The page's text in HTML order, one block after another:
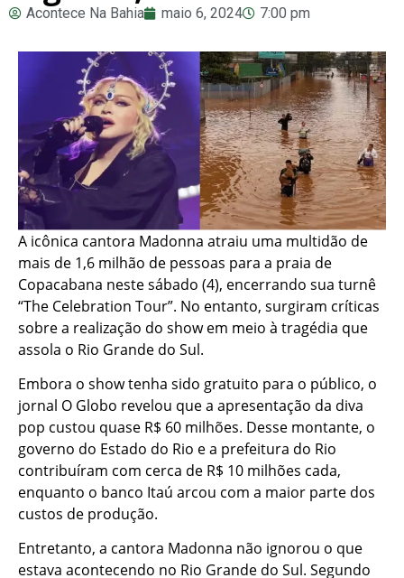
Acontece Na Bahia maio 6, 2024 7:00 pm
A icônica cantora Madonna atraiu uma multidão de
mais de 1,6 milhão de pessoas para a praia de
Copacabana neste sábado (4), encerrando sua turnê
“The Celebration Tour”. No entanto, surgiram críticas
sobre a realização do show em meio à tragédia que
assola o Rio Grande do Sul.
Embora o show tenha sido gratuito para o público, o
jornal O Globo revelou que a apresentação da diva
pop custou quase R$ 60 milhões. Desse montante, o
governo do Estado do Rio e a prefeitura do Rio
contribuíram com cerca de R$ 10 milhões cada,
enquanto o banco Itaú arcou com a maior parte dos
custos de produção.
Entretanto, a cantora Madonna não ignorou o que
estava acontecendo no Rio Grande do Sul. Segundo